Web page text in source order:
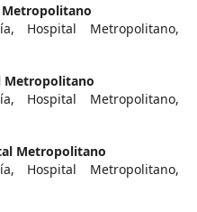
Hospital Metropolitano,
Metropolitano
Hospital Metropolitano,
Metropolitano
Hospital Metropolitano,